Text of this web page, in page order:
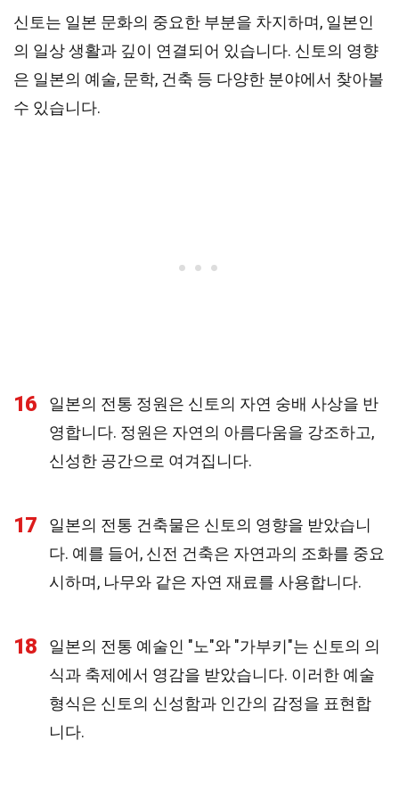
신토는 일본 문화의 중요한 부분을 차지하며, 일본인
의 일상 생활과 깊이 연결되어 있습니다. 신토의 영향
은 일본의 예술, 문학, 건축 등 다양한 분야에서 찾아볼
수 있습니다.
16
일본의 전통 정원은 신토의 자연 숭배 사상을 반
영합니다. 정원은 자연의 아름다움을 강조하고,
신성한 공간으로 여겨집니다.
17
일본의 전통 건축물은 신토의 영향을 받았습니
다. 예를 들어, 신전 건축은 자연과의 조화를 중요
시하며, 나무와 같은 자연 재료를 사용합니다.
18
일본의 전통 예술인 "노"와 "가부키"는 신토의 의
식과 축제에서 영감을 받았습니다. 이러한 예술
형식은 신토의 신성함과 인간의 감정을 표현합
니다.